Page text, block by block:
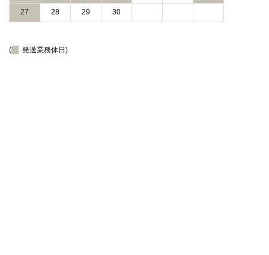
27 28 29 30
( 発送業務休日)